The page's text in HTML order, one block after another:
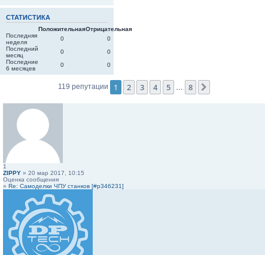
СТАТИСТИКА
ПоложительнаяОтрицательная
Последняя
неделя
0
0
Последний
месяц
0
0
Последние
6 месяцев
0 0
119 репутации 1 2 3 4 5 … 8
1
ZIPPY » 20 мар 2017, 10:15
Оценка сообщения
» Re: Самоделки ЧПУ станков [#p346231]